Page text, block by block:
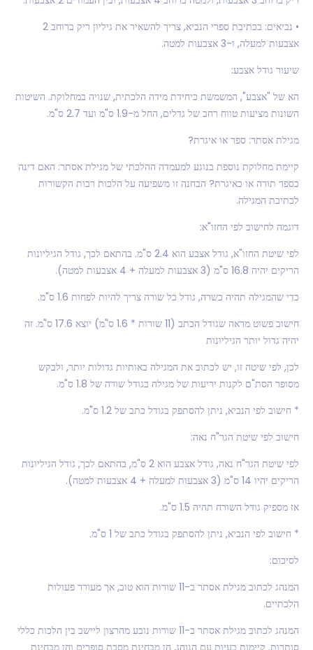
• נביאים: בכתיבת ספרי הנביא, צריך להשאיר את גיליון ריק ברוחב 2
אצבעות למעלה, ו-3 אצבעות למטה.
שיעור גודל אצבע:
הא של "אצבע", המשמשת כיחידת מידה הלכתית, שנויה במחלוקת. השיטות
השונות מציעות טווח רחב של גדלים, החל מ-1.9 ס"מ ועד 2.7 ס"מ.
מגילת אסתר: ספר או איגרת?
קיימת מחלוקת נוספת בנוגע למעמדה ההלכתי של מגילת אסתר: האם דינה
כספר תורה או כאיגרת? הבחנה זו משפיעה על הלכות רבות הקשורות
לכתיבת המגילה.
דוגמה לחישוב לפי החזו"א:
לפי שיטת החזו"א, גודל אצבע הוא 2.4 ס"מ. בהתאם לכך, גודל הגיליונות
הריקים יהיה 16.8 ס"מ (3 אצבעות למעלה + 4 אצבעות למטה).
כדי שהמגילה תהיה כשרה, גודל כל שורה צריך להיות לפחות 1.6 ס"מ.
חישוב פשוט מראה שגודל הכתב (11 שורות * 1.6 ס"מ) יוצא 17.6 ס"מ. זה
יהיה גדול יותר הגיליונות
לכן, לפי שיטה זו, יש לכתוב את המגילה באותיות גדולות יותר, ולבקש
מסופר הסת"ם לקנות יריעות של מגילה בגודל שורה של 1.8 ס"מ.
* חישוב לפי הנביא, ניתן להסתפק בגודל כתב של 1.2 ס"מ.
חישוב לפי שיטת הגר"ח נאה:
לפי שיטת הגר"ח נאה, גודל אצבע הוא 2 ס"מ, בהתאם לכך, גודל הגיליונות
הריקים יהיו 14 ס"מ (3 אצבעות למעלה + 4 אצבעות למטה).
אז מספיק גודל השורה תהיה 1.5 ס"מ.
* חישוב לפי הנביא, ניתן להסתפק בגודל כתב של 1 ס"מ.
לסיכום:
המנהג לכתוב מגילת אסתר ב-11 שורות הוא טוב, אך מעורר פעולות
הלכתיים.
המנהג לכתוב מגילת אסתר ב-11 שורות נובע מהרצון ליישב בין הלכות כללי
סותרות. קיימות בעיות עם הנוהג, הן מבחינת מסכת סופרים והן מבחינת